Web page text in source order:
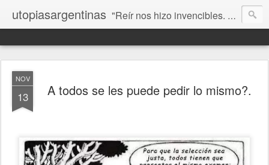
utopiasargentinas "Reír nos hizo invencibles. No como los que siempre ganan, sino como aquellos que no se rinden”. Frida Kahlo
NOV
13 A todos se les puede pedir lo mismo?.